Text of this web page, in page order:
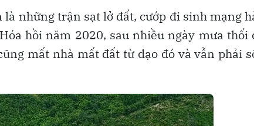
những trận sạt lở đất, cướp đi sinh mạng
hồi năm 2020, sau nhiều ngày mưa thối
mất nhà mất đất từ dạo đó và vẫn phải